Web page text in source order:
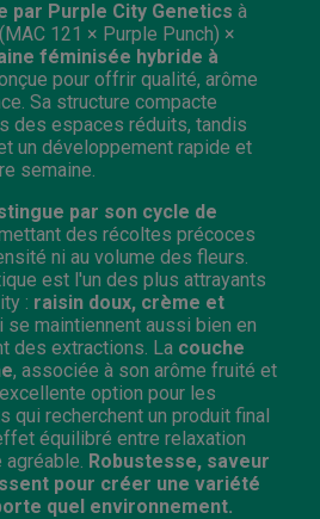
par Purple City Genetics à
121 × Purple Punch) ×
féminisée hybride à
pour offrir qualité, arôme
Sa structure compacte
des espaces réduits, tandis
un développement rapide et
semaine.
par son cycle de
des récoltes précoces
ni au volume des fleurs.
est l'un des plus attrayants
: raisin doux, crème et
se maintiennent aussi bien en
des extractions. La couche
, associée à son arôme fruité et
option pour les
qui recherchent un produit final
équilibré entre relaxation
Robustesse, saveur
pour créer une variété
quel environnement.